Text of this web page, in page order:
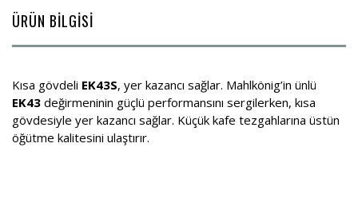
ÜRÜN BİLGİSİ
Kısa gövdeli EK43S, yer kazancı sağlar. Mahlkönig’in ünlü
EK43 değirmeninin güçlü performansını sergilerken, kısa
gövdesiyle yer kazancı sağlar. Küçük kafe tezgahlarına üstün
öğütme kalitesini ulaştırır.